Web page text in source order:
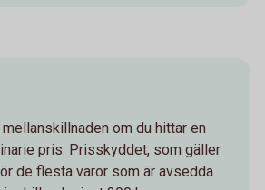
om du hittar en
pris. Prisskyddet, som gäller
de flesta varor som är avsedda